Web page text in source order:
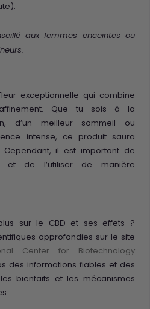
aux femmes enceintes ou
exceptionnelle qui combine
Que tu sois à la
d’un meilleur sommeil ou
intense, ce produit saura
il est important de
et de l’utiliser de manière
sur le CBD et ses effets ?
approfondies sur le site
Center for Biotechnology
des informations fiables et des
bienfaits et les mécanismes